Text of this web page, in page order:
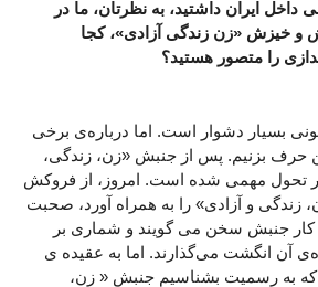
ایران داشتید، به نظرتان، ما در
و خیزش «زن زندگی آزادی»، کجا
را متصور هستید؟
بسیار دشوار است. اما درباره‌ی برخی
حرف بزنیم. پس از جنبش «زن، زندگی،
تحول مهمی شده است. امروز، از فروکش
و آزادی» را به همراه آورد، صحبت
کار جنبش سخن می گویند و شماری بر
آن انگشت می‌گذارند. اما به عقیده ی
به رسمیت بشناسیم جنبش « زن،